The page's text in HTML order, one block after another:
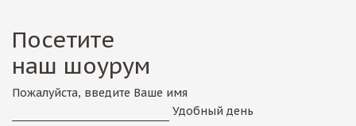
Посетите
наш шоурум
Пожалуйста, введите Ваше имя
Удобный день